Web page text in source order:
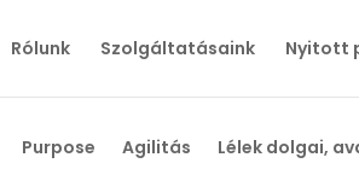
Rólunk Szolgáltatásaink Nyitott
Purpose Agilitás
Lélek dolgai,